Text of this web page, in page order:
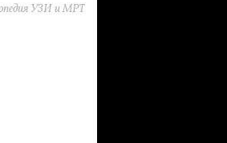
УЗИ и МРТ